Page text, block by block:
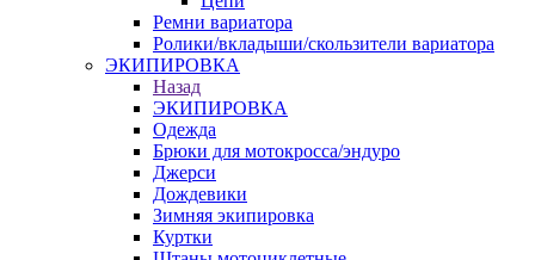
Ремни вариатора
Ролики/вкладыши/скользители вариатора
ЭКИПИРОВКА
Назад
ЭКИПИРОВКА
Одежда
Брюки для мотокросса/эндуро
Джерси
Дождевики
Зимняя экипировка
Куртки